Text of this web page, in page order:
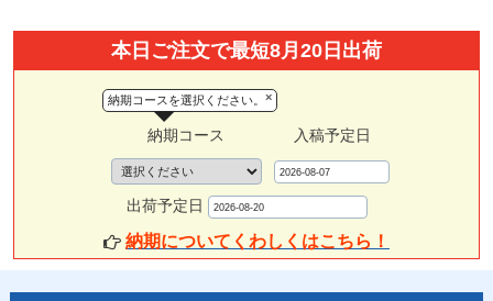
本日ご注文で最短8月20日出荷
×
納期コースを選択ください。
納期コース 入稿予定日
出荷予定日
納期についてくわしくはこちら！